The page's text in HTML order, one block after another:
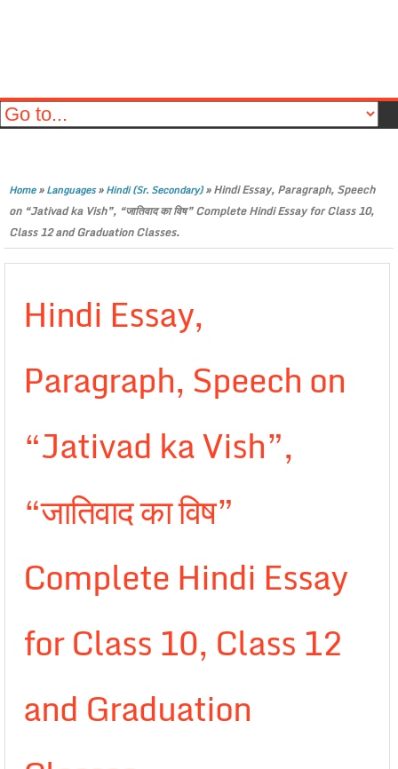
Home»Languages»Hindi (Sr. Secondary)»Hindi Essay, Paragraph, Speech
on “Jativad ka Vish”, “जातिवाद का विष” Complete Hindi Essay for Class 10,
Class 12 and Graduation Classes.
Hindi Essay,
Paragraph, Speech on
“Jativad ka Vish”,
“जातिवाद का विष”
Complete Hindi Essay
for Class 10, Class 12
and Graduation